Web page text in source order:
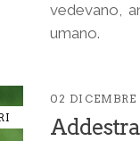
vedevano,
umano.
02